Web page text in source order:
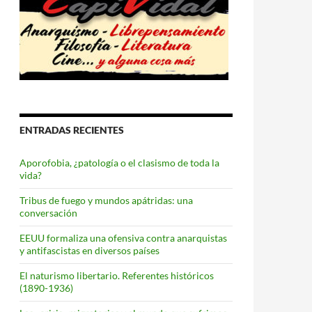
ENTRADAS RECIENTES
Aporofobia, ¿patología o el clasismo de toda la
vida?
Tribus de fuego y mundos apátridas: una
conversación
EEUU formaliza una ofensiva contra anarquistas
y antifascistas en diversos países
El naturismo libertario. Referentes históricos
(1890-1936)